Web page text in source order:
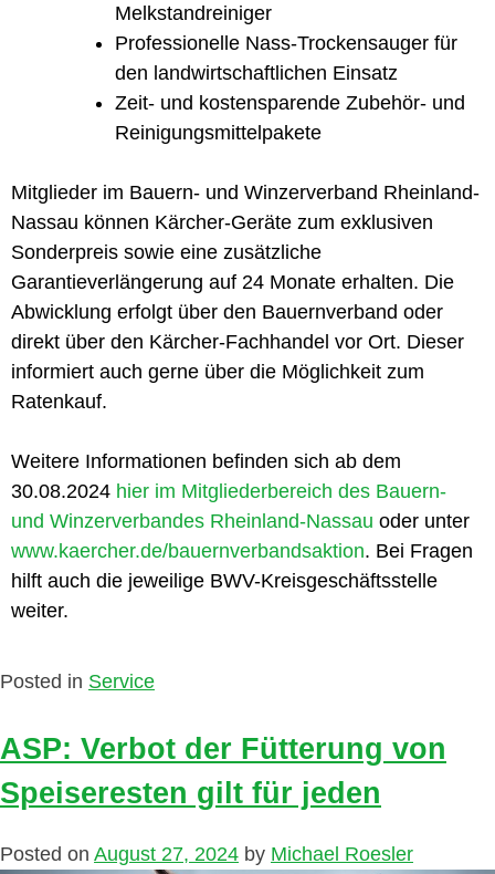
Melkstandreiniger
Professionelle Nass-Trockensauger für
den landwirtschaftlichen Einsatz
Zeit- und kostensparende Zubehör- und
Reinigungsmittelpakete
Mitglieder im Bauern- und Winzerverband Rheinland-
Nassau können Kärcher-Geräte zum exklusiven
Sonderpreis sowie eine zusätzliche
Garantieverlängerung auf 24 Monate erhalten. Die
Abwicklung erfolgt über den Bauernverband oder
direkt über den Kärcher-Fachhandel vor Ort. Dieser
informiert auch gerne über die Möglichkeit zum
Ratenkauf.
Weitere Informationen befinden sich ab dem
30.08.2024 hier im Mitgliederbereich des Bauern-
und Winzerverbandes Rheinland-Nassau oder unter
www.kaercher.de/bauernverbandsaktion. Bei Fragen
hilft auch die jeweilige BWV-Kreisgeschäftsstelle
weiter.
Posted in Service
ASP: Verbot der Fütterung von
Speiseresten gilt für jeden
Posted on August 27, 2024 by Michael Roesler